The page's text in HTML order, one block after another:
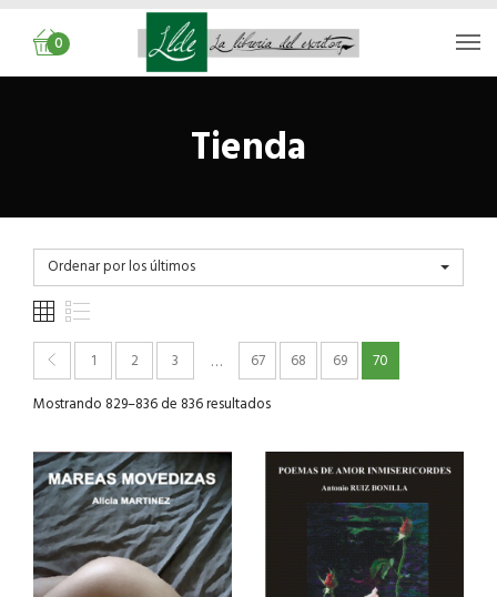
0
Tienda
Ordenar por los últimos
1 2 3 … 67 68 69
70
Mostrando 829–836 de 836 resultados